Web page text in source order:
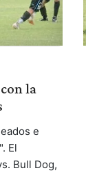
la
e
El
Bull Dog,